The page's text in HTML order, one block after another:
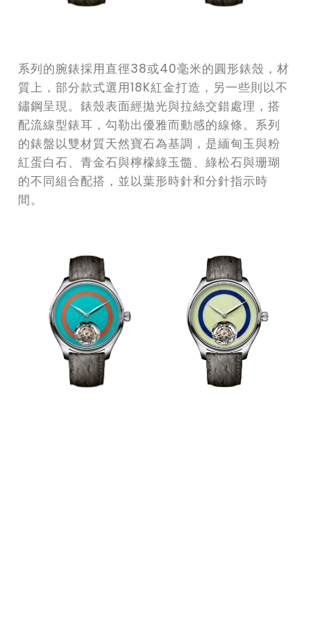
系列的腕錶採用直徑38或40毫米的圓形錶殼，材
質上，部分款式選用18K紅金打造，另一些則以不
鏽鋼呈現。錶殼表面經拋光與拉絲交錯處理，搭
配流線型錶耳，勾勒出優雅而動感的線條。系列
的錶盤以雙材質天然寶石為基調，是緬甸玉與粉
紅蛋白石、青金石與檸檬綠玉髓、綠松石與珊瑚
的不同組合配搭，並以葉形時針和分針指示時
間。